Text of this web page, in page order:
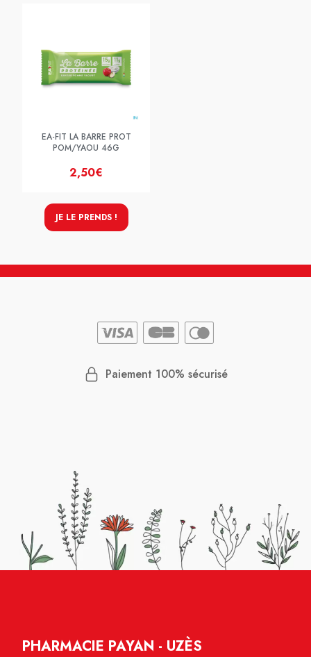
EA-FIT LA BARRE PROT
POM/YAOU 46G
2,50€
JE LE PRENDS !
Paiement 100% sécurisé
PHARMACIE PAYAN - UZÈS